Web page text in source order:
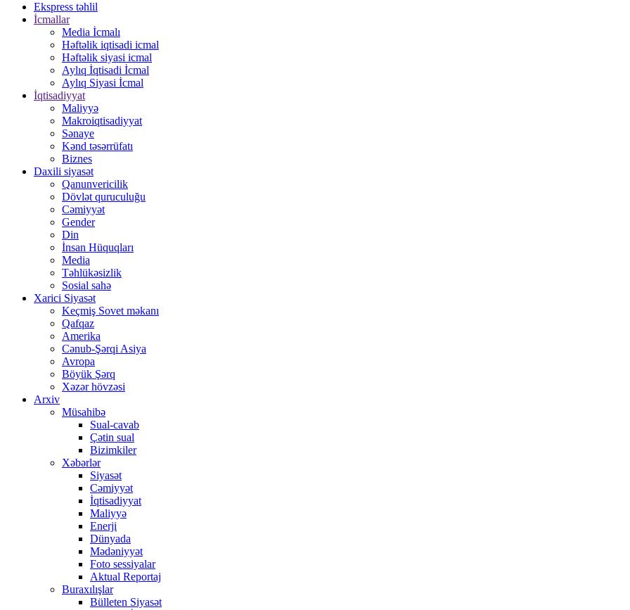
Ekspress təhlil
İcmallar
Media İcmalı
Həftəlik iqtisadi icmal
Həftəlik siyasi icmal
Aylıq İqtisadi İcmal
Aylıq Siyasi İcmal
İqtisadiyyat
Maliyyə
Makroiqtisadiyyat
Sənaye
Kənd təsərrüfatı
Biznes
Daxili siyasət
Qanunvericilik
Dövlət quruculuğu
Cəmiyyət
Gender
Din
İnsan Hüquqları
Media
Təhlükəsizlik
Sosial sahə
Xarici Siyasət
Keçmiş Sovet məkanı
Qafqaz
Amerika
Cənub-Şərqi Asiya
Avropa
Böyük Şərq
Xəzər hövzəsi
Arxiv
Müsahibə
Sual-cavab
Çətin sual
Bizimkiler
Xəbərlər
Siyasət
Cəmiyyət
İqtisadiyyat
Maliyyə
Enerji
Dünyada
Mədəniyyət
Foto sessiyalar
Aktual Reportaj
Buraxılışlar
Bülleten Siyasət